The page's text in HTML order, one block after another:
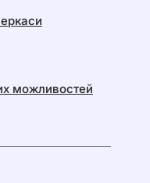
можливостей